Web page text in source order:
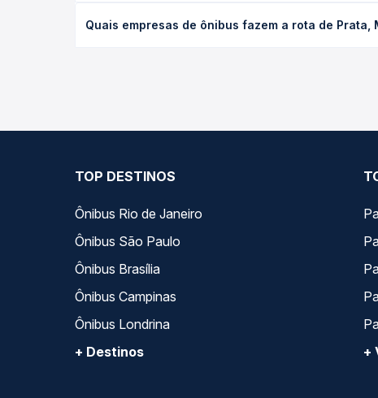
empresa, o tipo de poltrona e a antecedência da
Quais empresas de ônibus fazem a rota de Prata,
TOP DESTINOS
Ônibus Rio de Janeiro
Ônibus São Paulo
Ônibus Brasília
Ônibus Campinas
Ônibus Londrina
+ Destinos
+